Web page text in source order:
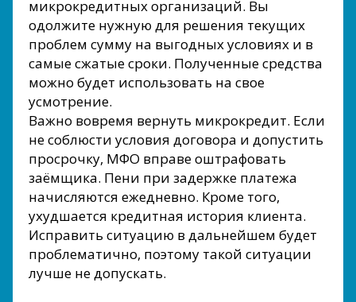
микрокредитных организаций. Вы
одолжите нужную для решения текущих
проблем сумму на выгодных условиях и в
самые сжатые сроки. Полученные средства
можно будет использовать на свое
усмотрение.
Важно вовремя вернуть микрокредит. Если
не соблюсти условия договора и допустить
просрочку, МФО вправе оштрафовать
заёмщика. Пени при задержке платежа
начисляются ежедневно. Кроме того,
ухудшается кредитная история клиента.
Исправить ситуацию в дальнейшем будет
проблематично, поэтому такой ситуации
лучше не допускать.